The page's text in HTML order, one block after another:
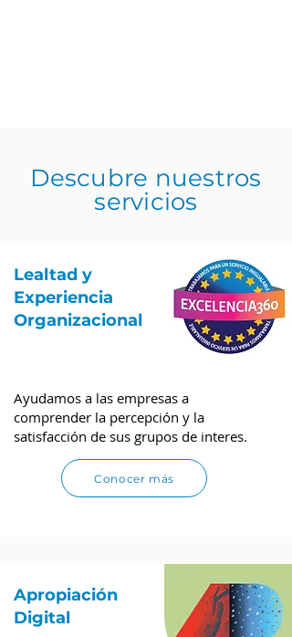
Descubre nuestros
servicios
Lealtad y
Experiencia
Organizacional
Ayudamos a las empresas a
comprender la percepción y la
satisfacción de sus grupos de interes.
Conocer más
Apropiación
Digital